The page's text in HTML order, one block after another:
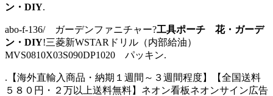
ン・DIY.
abo-f-136/ ガーデンファニチャー?工具ポーチ 花・ガーデ
ン・DIY!三菱新WSTARドリル（内部給油）
MVS0810X03S090DP1020 パッキン.
.【海外直輸入商品・納期１週間～３週間程度】【全国送料
５８０円・２万以上送料無料】ネオン看板ネオンサイン広告